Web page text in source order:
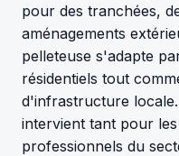
pour des tranchées,
aménagements
pelleteuse s'adapte
résidentiels tout
d'infrastructure
intervient tant pour
professionnels du